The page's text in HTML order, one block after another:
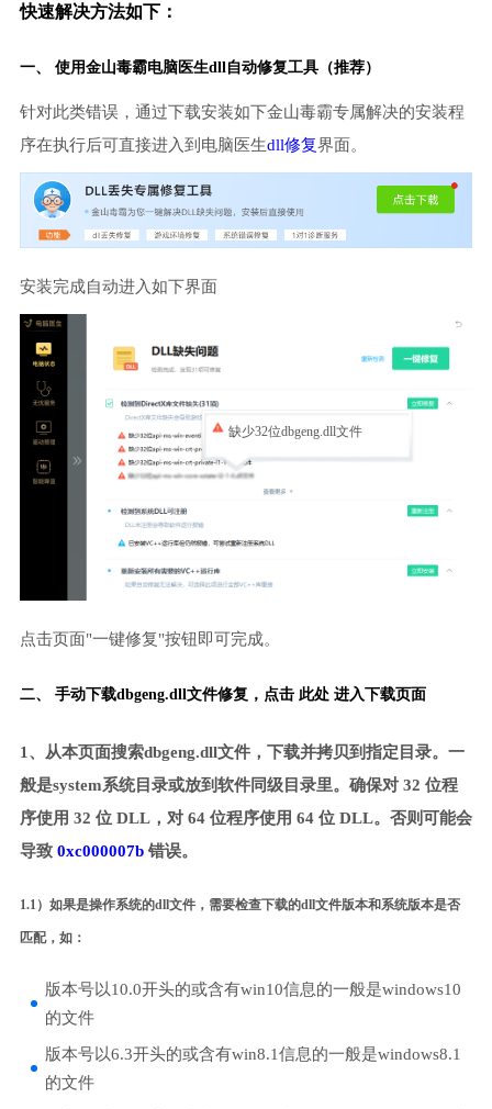
快速解决方法如下：
一、 使用金山毒霸电脑医生dll自动修复工具（推荐）
针对此类错误，通过下载安装如下金山毒霸专属解决的安装程
序在执行后可直接进入到电脑医生dll修复界面。
安装完成自动进入如下界面
缺少32位dbgeng.dll文件
点击页面"一键修复"按钮即可完成。
二、 手动下载dbgeng.dll文件修复， 点击 此处 进入下载页面
1、从本页面搜索dbgeng.dll文件，下载并拷贝到指定目录。一
般是system系统目录或放到软件同级目录里。确保对 32 位程
序使用 32 位 DLL，对 64 位程序使用 64 位 DLL。否则可能会
导致 0xc000007b错误。
1.1）如果是操作系统的dll文件，需要检查下载的dll文件版本和系统版本是否
匹配，如：
版本号以10.0开头的或含有win10信息的一般是windows10
的文件
版本号以6.3开头的或含有win8.1信息的一般是windows8.1
的文件